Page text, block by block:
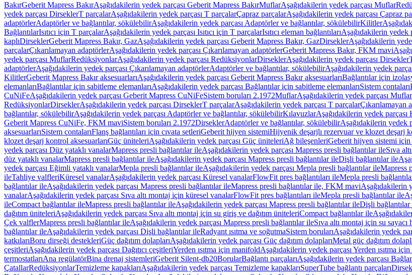
BakırGeberit Mapress BakırAşağıdakilerin yedek parçası Geberit Mapress BakırMuflarAşağıdakilerin yedek parçası Muflar
yedek parçası DirseklerT parçalarAşağıdakilerin yedek parçası T parçalarÇapraz parçalarAşağıdakilerin yedek parçası Çapraz
adaptörlerAdaptörler ve bağlantılar, sökülebilirAşağıdakilerin yedek parçası Adaptörler ve bağlantılar, sökülebilirKilitler
BağlantılarIsıtıcı için T parçalarAşağıdakilerin yedek parçası Isıtıcı için T parçalarIsıtıcı eleman bağlantılarıAşağıdakilerin yedek
kaplıDirseklerGeberit Mapress Bakır, GazAşağıdakilerin yedek parçası Geberit Mapress Bakır, GazDirseklerAşağıdakilerin
parçalarÇıkarılamayan adaptörlerAşağıdakilerin yedek parçası Çıkarılamayan adaptörlerGeberit Mapress Bakır, FKM mavi
yedek parçası MuflarRedüksiyonlarAşağıdakilerin yedek parçası RedüksiyonlarDirseklerAşağıdakilerin yedek parçası Dirsekler
adaptörlerAşağıdakilerin yedek parçası Çıkarılamayan adaptörlerAdaptörler ve bağlantılar, sökülebilirAşağıdakilerin yedek
KilitlerGeberit Mapress Bakır aksesuarlarıAşağıdakilerin yedek parçası Geberit Mapress Bakır aksesuarlarıBağlantılar için
elemanlarıBağlantılar için sabitleme elemanlarıAşağıdakilerin yedek parçası Bağlantılar için sabitleme elemanlarıSistem contaları
CuNiFeAşağıdakilerin yedek parçası Geberit Mapress CuNiFeSistem boruları 2.1972MuflarAşağıdakilerin yedek parçası Muflar
RedüksiyonlarDirseklerAşağıdakilerin yedek parçası DirseklerT parçalarAşağıdakilerin yedek parçası T parçalarÇıkarılamayan
bağlantılar, sökülebilirAşağıdakilerin yedek parçası Adaptörler ve bağlantılar, sökülebilirKılavuzlarAşağıdakilerin yedek parçası
Geberit Mapress CuNiFe, FKM maviSistem boruları 2.1972DirseklerAdaptörler ve bağlantılar, sökülebilirAşağıdakilerin yedek
aksesuarlarıSistem contalarıFlanş bağlantıları için cıvata setleriGeberit hijyen sistemiHijyenik deşarjlı rezervuar ve klozet deşarj
klozet deşarj kontrol aksesuarlarıGüç üniteleriAşağıdakilerin yedek parçası Güç üniteleriAğ bileşenleriGeberit hijyen sistemi için
yedek parçası Düz yataklı vanalarMapress presli bağlantılar ileAşağıdakilerin yedek parçası Mapress presli bağlantılar ileSıva
düz yataklı vanalarMapress presli bağlantılar ileAşağıdakilerin yedek parçası Mapress presli bağlantılar ileDişli bağlantılar ile
yedek parçası Eğimli yataklı vanalarMepla presli bağlantılar ileAşağıdakilerin yedek parçası Mepla presli bağlantılar ileMapress
ileTahliye valfleriKüresel vanalarAşağıdakilerin yedek parçası Küresel vanalarFlowFit pres bağlantıları ileMepla presli
bağlantılar ileAşağıdakilerin yedek parçası Mapress presli bağlantılar ileMapress presli bağlantılar ile, FKM maviAşağıdakilerin
vanalarAşağıdakilerin yedek parçası Sıva altı montaj için küresel vanalarFlowFit pres bağlantıları ileMepla presli bağlantılar ile
ileCompact bağlantılar ileMapress presli bağlantılar ileAşağıdakilerin yedek parçası Mapress presli bağlantılar ileDişli bağlantılar
dağıtım üniteleriAşağıdakilerin yedek parçası Sıva altı montaj için su giriş ve dağıtım üniteleriCompact bağlantılar ile
Çek valflerMapress presli bağlantılar ileAşağıdakilerin yedek parçası Mapress presli bağlantılar ileSıva altı montaj için su sayacı
bağlantılar ileAşağıdakilerin yedek parçası Dişli bağlantılar ileRadyant ısıtma ve soğutmaSistem borularıAşağıdakilerin yedek
katkılarıBoru dirseği destekleriGüç dağıtım dolaplarıAşağıdakilerin yedek parçası Güç dağıtım dolaplarıMetal güç dağıtım
çeşitleriAşağıdakilerin yedek parçası Dağıtıcı çeşitleriYerden ısıtma için manifoldAşağıdakilerin yedek parçası Yerden ısıtma
termostatlarıAna regülatörBina drenaj sistemleriGeberit Silent-db20BorularBağlantı parçalarıAşağıdakilerin yedek parçası
ÇatallarRedüksiyonlarTemizleme kapaklarıAşağıdakilerin yedek parçası Temizleme kapaklarıSuperTube bağlantı parçaları